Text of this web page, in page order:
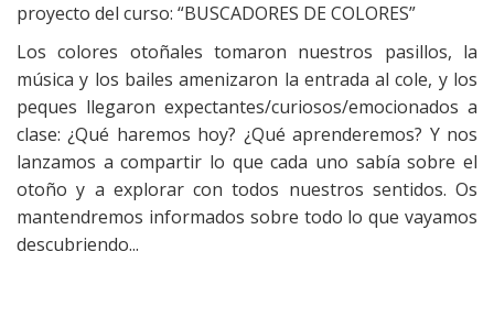
proyecto del curso: “BUSCADORES DE COLORES”
Los colores otoñales tomaron nuestros pasillos, la
música y los bailes amenizaron la entrada al cole, y los
peques llegaron expectantes/curiosos/emocionados a
clase: ¿Qué haremos hoy? ¿Qué aprenderemos? Y nos
lanzamos a compartir lo que cada uno sabía sobre el
otoño y a explorar con todos nuestros sentidos. Os
mantendremos informados sobre todo lo que vayamos
descubriendo...